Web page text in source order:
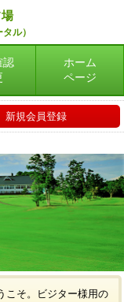
ル）
認
ホーム
ページ
新規会員登録
こそ。ビジター様用の